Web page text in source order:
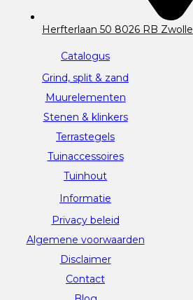
Herfterlaan 50 8026 RB Zwolle
Catalogus
Grind, split & zand
Muurelementen
Stenen & klinkers
Terrastegels
Tuinaccessoires
Tuinhout
Informatie
Privacy beleid
Algemene voorwaarden
Disclaimer
Contact